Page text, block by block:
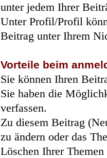
unter jedem Ihrer
Unter Profil/Profil
Beitrag unter Ihrem
Vorteile beim
Sie können Ihren
Sie haben die
verfassen.
Zu diesem Beitrag
zu ändern oder das
Löschen Ihrer